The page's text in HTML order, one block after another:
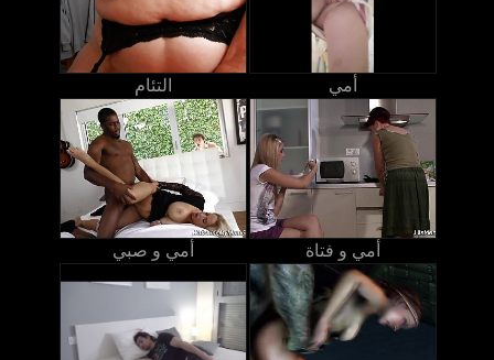
التئام أمي
أمي و صبي أمي و فتاة